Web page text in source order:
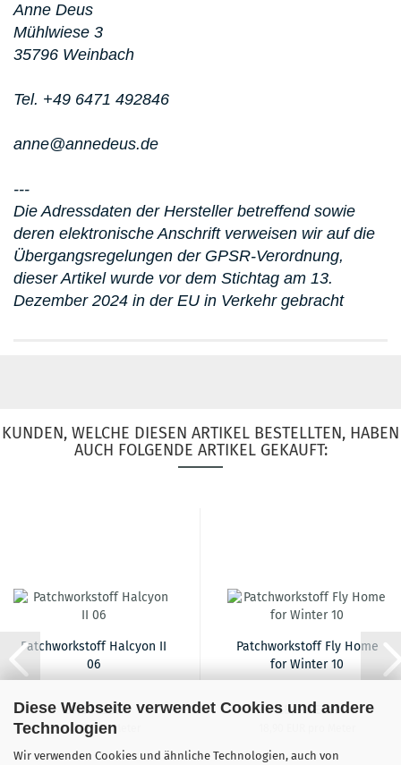
Diese Webseite verwendet Cookies und andere
Technologien
Wir verwenden Cookies und ähnliche Technologien, auch von
Anne Deus
Mühlwiese 3
35796 Weinbach
Tel. +49 6471 492846
anne@annedeus.de
---
Die Adressdaten der Hersteller betreffend sowie
deren elektronische Anschrift verweisen wir auf die
Übergangsregelungen der GPSR-Verordnung,
dieser Artikel wurde vor dem Stichtag am 13.
Dezember 2024 in der EU in Verkehr gebracht
KUNDEN, WELCHE DIESEN ARTIKEL BESTELLTEN, HABEN
AUCH FOLGENDE ARTIKEL GEKAUFT:
Patchworkstoff Halcyon II
06
19,90 EUR
19,90 EUR pro Meter
Patchworkstoff Fly Home
for Winter 10
18,90 EUR